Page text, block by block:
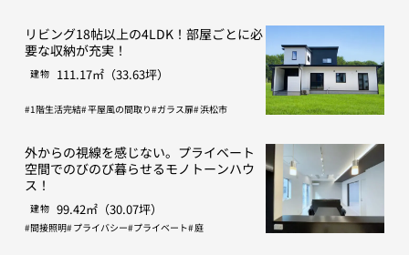
リビング18帖以上の4LDK！部屋ごとに必
要な収納が充実！
建物 111.17㎡（33.63坪）
1階生活完結 平屋風の間取り ガラス扉 浜松市
外からの視線を感じない。プライベート
空間でのびのび暮らせるモノトーンハウ
ス！
建物 99.42㎡（30.07坪）
間接照明 プライバシー プライベート 庭